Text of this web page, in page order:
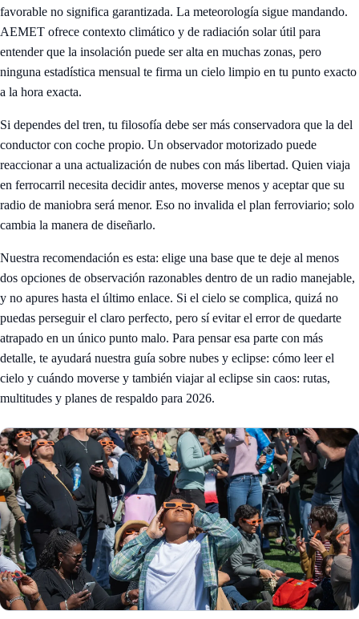
favorable no significa garantizada. La meteorología sigue mandando.
AEMET ofrece contexto climático y de radiación solar útil para
entender que la insolación puede ser alta en muchas zonas, pero
ninguna estadística mensual te firma un cielo limpio en tu punto exacto
a la hora exacta.
Si dependes del tren, tu filosofía debe ser más conservadora que la del
conductor con coche propio. Un observador motorizado puede
reaccionar a una actualización de nubes con más libertad. Quien viaja
en ferrocarril necesita decidir antes, moverse menos y aceptar que su
radio de maniobra será menor. Eso no invalida el plan ferroviario; solo
cambia la manera de diseñarlo.
Nuestra recomendación es esta: elige una base que te deje al menos
dos opciones de observación razonables dentro de un radio manejable,
y no apures hasta el último enlace. Si el cielo se complica, quizá no
puedas perseguir el claro perfecto, pero sí evitar el error de quedarte
atrapado en un único punto malo. Para pensar esa parte con más
detalle, te ayudará nuestra guía sobre nubes y eclipse: cómo leer el
cielo y cuándo moverse y también viajar al eclipse sin caos: rutas,
multitudes y planes de respaldo para 2026.